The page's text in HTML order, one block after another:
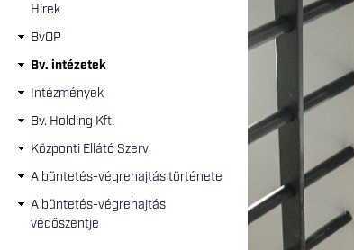
Hírek
BvOP
Bv. intézetek
Intézmények
Bv. Holding Kft.
Központi Ellátó Szerv
A büntetés-végrehajtás története
A büntetés-végrehajtás
védőszentje